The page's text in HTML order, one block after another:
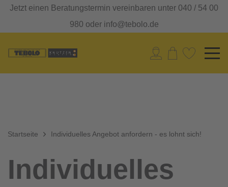
Jetzt einen Beratungstermin vereinbaren unter 040 / 54 00
980 oder info@tebolo.de
Startseite Individuelles Angebot anfordern - es lohnt sich!
Individuelles